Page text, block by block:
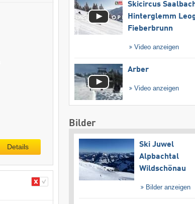
Details
Skicircus
Hinterglemm
Fieberbrunn
Video anzeigen
Arber
Video anzeigen
Bilder
Ski Juwel
Alpbachtal
Wildschönau
Bilder anzeigen